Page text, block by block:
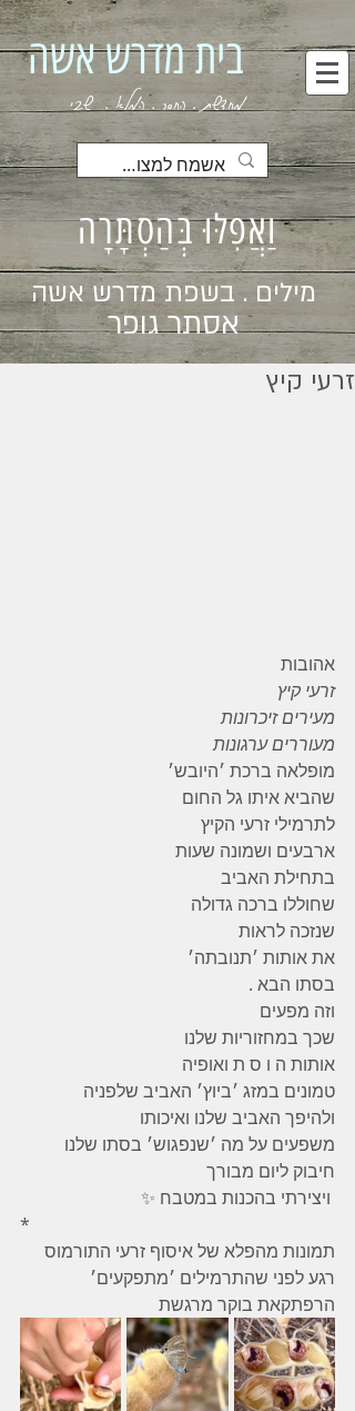
בית מדרש אשה
מחדשת . החסר . המלא . שבי
וַאֲפִלּוּ בְּהַסְתָּרָה
מילים . בשפת מדרש אשה
אסתר גופר
זרעי קיץ
אהובות
זרעי קיץ
מעירים זיכרונות
מעוררים ערגונות
מופלאה ברכת ׳היובש׳
שהביא איתו גל החום
לתרמילי זרעי הקיץ
ארבעים ושמונה שעות
בתחילת האביב
שחוללו ברכה גדולה
שנזכה לראות
את אותות ׳תנובתה׳
בסתו הבא .
וזה מפעים
שכך במחזוריות שלנו
אותות ה ו ס ת ואופיה
טמונים במזג ׳ביוץ׳ האביב שלפניה
ולהיפך האביב שלנו ואיכותו
משפעים על מה ׳שנפגוש׳ בסתו שלנו
חיבוק ליום מבורך
*
תמונות מהפלא של איסוף זרעי התורמוס
רגע לפני שהתרמילים ׳מתפקעים׳
הרפתקאת בוקר מרגשת